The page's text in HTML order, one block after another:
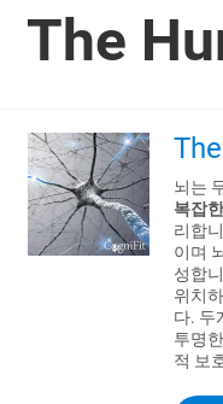
The
뇌는
복잡
리합
이며
성합
위치
다. 두
투명
적 보